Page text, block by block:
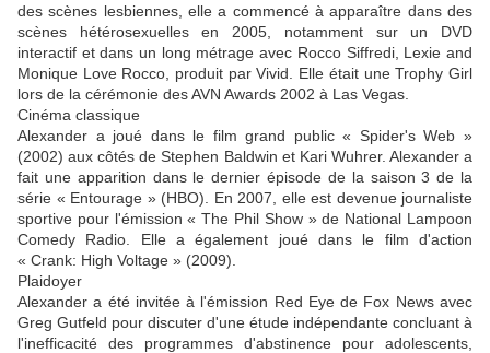
des scènes lesbiennes, elle a commencé à apparaître dans des
scènes hétérosexuelles en 2005, notamment sur un DVD
interactif et dans un long métrage avec Rocco Siffredi, Lexie and
Monique Love Rocco, produit par Vivid. Elle était une Trophy Girl
lors de la cérémonie des AVN Awards 2002 à Las Vegas.
Cinéma classique
Alexander a joué dans le film grand public « Spider's Web »
(2002) aux côtés de Stephen Baldwin et Kari Wuhrer. Alexander a
fait une apparition dans le dernier épisode de la saison 3 de la
série « Entourage » (HBO). En 2007, elle est devenue journaliste
sportive pour l'émission « The Phil Show » de National Lampoon
Comedy Radio. Elle a également joué dans le film d'action
« Crank: High Voltage » (2009).
Plaidoyer
Alexander a été invitée à l'émission Red Eye de Fox News avec
Greg Gutfeld pour discuter d'une étude indépendante concluant à
l'inefficacité des programmes d'abstinence pour adolescents,